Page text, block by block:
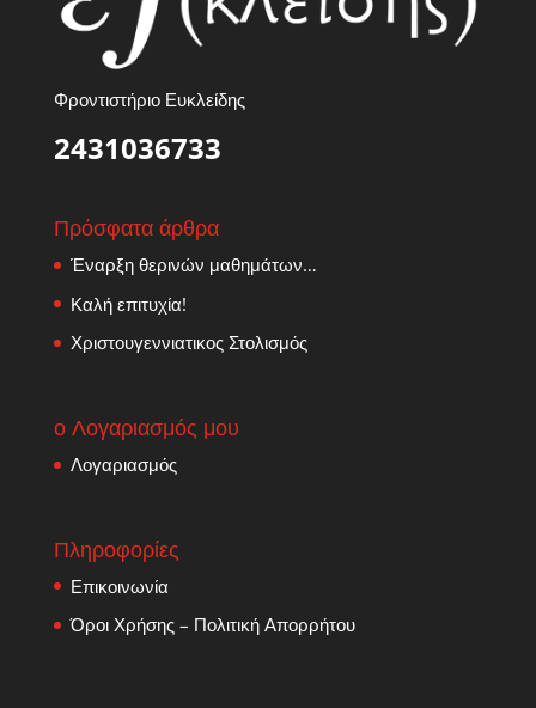
Φροντιστήριο Ευκλείδης
2431036733
Πρόσφατα άρθρα
Έναρξη θερινών μαθημάτων…
Καλή επιτυχία!
Χριστουγεννιατικος Στολισμός
ο Λογαριασμός μου
Λογαριασμός
Πληροφορίες
Επικοινωνία
Όροι Χρήσης – Πολιτική Απορρήτου